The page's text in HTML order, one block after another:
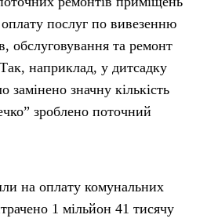
послуг по вивезенню
обслуговування та ремонт
наприклад, у дитсадку
замінено значну кількість
зроблено поточний
на оплату комунальних
1 мільйон 41 тисячу